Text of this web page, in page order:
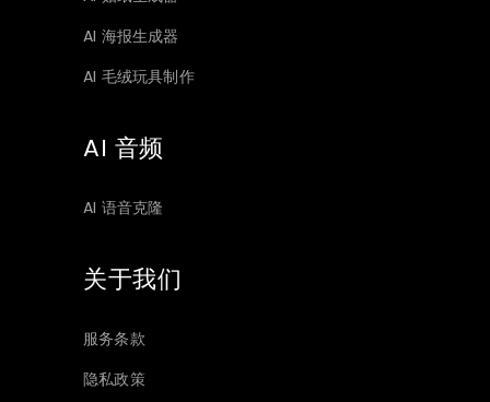
AI 海报生成器
AI 毛绒玩具制作
AI 音频
AI 语音克隆
关于我们
服务条款
隐私政策